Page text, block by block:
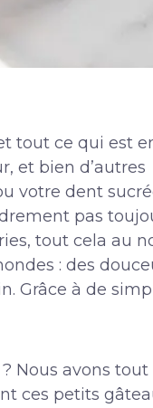
tout ce qui est
et bien d’autres
votre dent
pas
tout cela au
: des
Grâce à de
Nous avons tout
ces petits